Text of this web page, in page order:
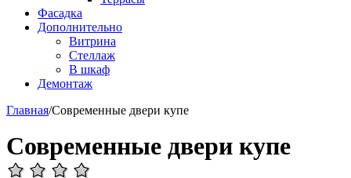
Фасадка
Дополнительно
Витрина
Стеллаж
В шкаф
Демонтаж
Главная/Современные двери купе
Современные двери купе